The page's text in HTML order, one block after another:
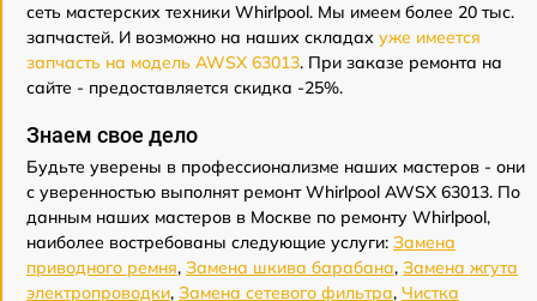
сеть мастерских техники Whirlpool. Мы имеем более 20 тыс.
запчастей. И возможно на наших складах уже имеется
запчасть на модель AWSX 63013. При заказе ремонта на
сайте - предоставляется скидка -25%.
Знаем свое дело
Будьте уверены в профессионализме наших мастеров - они
с уверенностью выполнят ремонт Whirlpool AWSX 63013. По
данным наших мастеров в Москве по ремонту Whirlpool,
наиболее востребованы следующие услуги: Замена
приводного ремня, Замена шкива барабана, Замена жгута
электропроводки, Замена сетевого фильтра, Чистка